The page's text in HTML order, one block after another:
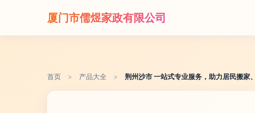
厦门市儒煜家政有限公司
首页 > 产品大全 > 荆州沙市 一站式专业服务，助力居民搬家